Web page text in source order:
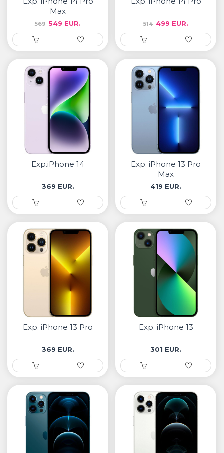
Max
569 549 EUR. 514 499 EUR.
Exp.iPhone 14
369 EUR.
Exp. iPhone 13 Pro
Max
419 EUR.
Exp. iPhone 13 Pro
369 EUR.
Exp. iPhone 13
301 EUR.